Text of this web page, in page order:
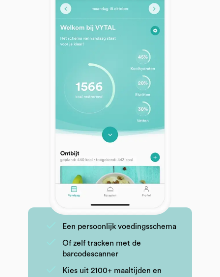
Een persoonlijk voedingsschema
Of zelf tracken met de
barcodescanner
Kies uit 2100+ maaltijden en